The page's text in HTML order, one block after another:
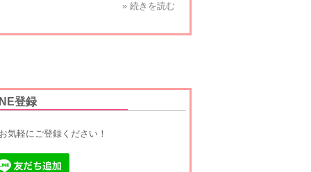
» 続きを読む
登録
気軽にご登録ください！